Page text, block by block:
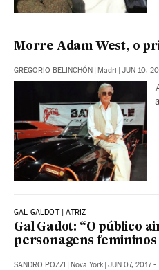
Morre Adam West, o
GREGORIO BELINCHÓN | Madri | JUN 10,
GAL GALDOT | ATRIZ
Gal Gadot: “O público
personagens
SANDRO POZZI | Nova York | JUN 07, 2017 -